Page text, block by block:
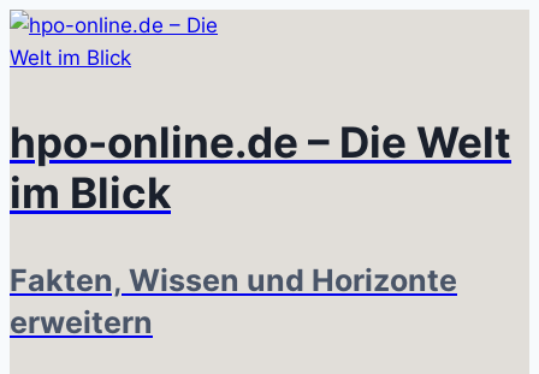
Zum
Inhalt
hpo-online.de – Die Welt
im Blick
Fakten, Wissen und Horizonte
erweitern